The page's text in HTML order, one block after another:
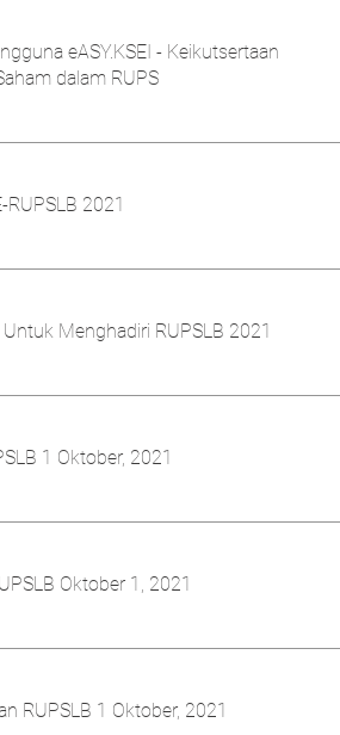
eASY.KSEI - Keikutsertaan
dalam RUPS
RUPSLB 2021
Menghadiri RUPSLB 2021
1 Oktober, 2021
Oktober 1, 2021
RUPSLB 1 Oktober, 2021